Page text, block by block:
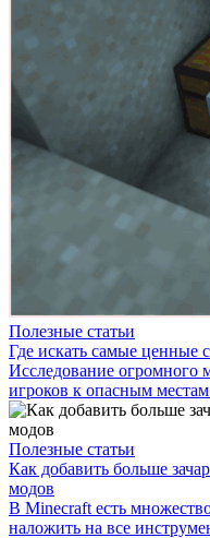
Полезные статьи
Где искать самые ценные
Исследование огромного
игроков к опасным
Полезные статьи
Как добавить больше
модов
В Minecraft есть
наложить на все